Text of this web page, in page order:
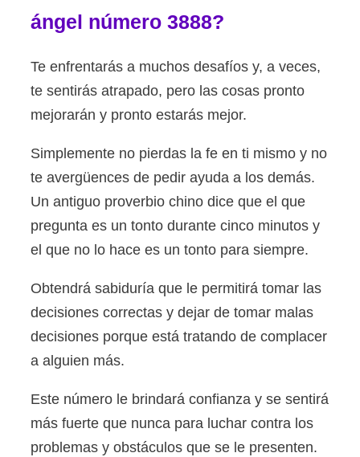
ángel número 3888?
Te enfrentarás a muchos desafíos y, a veces,
te sentirás atrapado, pero las cosas pronto
mejorarán y pronto estarás mejor.
Simplemente no pierdas la fe en ti mismo y no
te avergüences de pedir ayuda a los demás.
Un antiguo proverbio chino dice que el que
pregunta es un tonto durante cinco minutos y
el que no lo hace es un tonto para siempre.
Obtendrá sabiduría que le permitirá tomar las
decisiones correctas y dejar de tomar malas
decisiones porque está tratando de complacer
a alguien más.
Este número le brindará confianza y se sentirá
más fuerte que nunca para luchar contra los
problemas y obstáculos que se le presenten.